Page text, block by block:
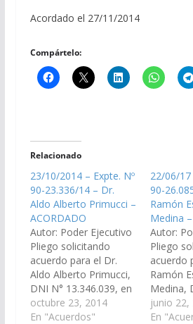
Acordado el 27/11/2014
Compártelo:
Relacionado
23/10/2014 – Expte. Nº
90-23.336/14 – Dr.
Aldo Alberto Primucci –
ACORDADO
Autor: Poder Ejecutivo
Pliego solicitando
acuerdo para el Dr.
Aldo Alberto Primucci,
DNI N° 13.346.039, en
el cargo de Juez del
Tribunal de Juicio Sala I
octubre 23, 2014
En "Acuerdos"
22/06/17
90-
Ramón
Medina
Autor:
Pliego
acuerdo
Ramón
Medina,
de Juez
junio 22,
En